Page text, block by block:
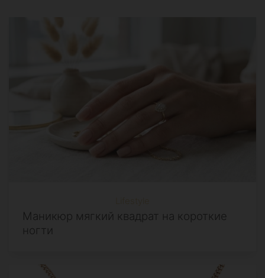
Маникюр мягкий квадрат на короткие
ногти